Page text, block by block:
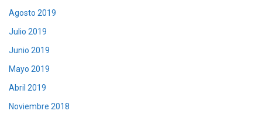
Agosto 2019
Julio 2019
Junio 2019
Mayo 2019
Abril 2019
Noviembre 2018